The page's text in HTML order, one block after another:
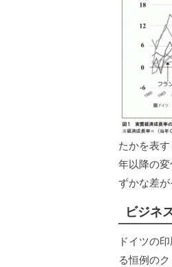
たかを表
年以降の
ずかな差
ビジネ
ドイツの
る恒例の